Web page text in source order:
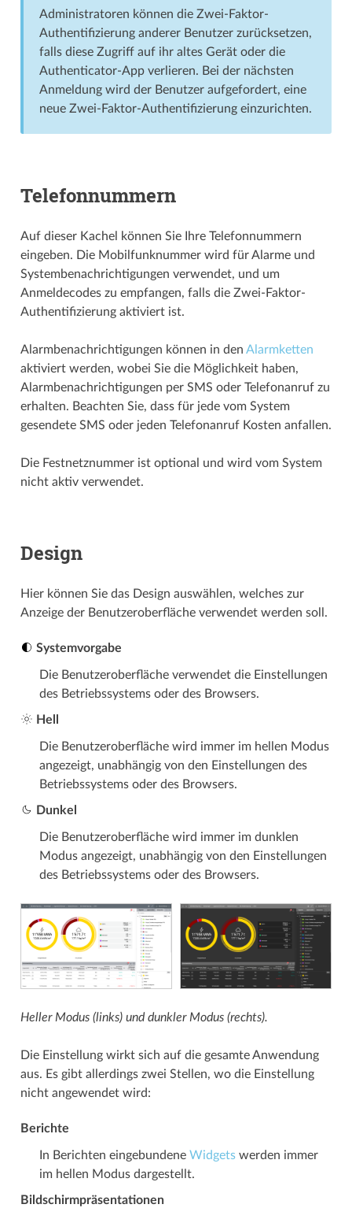
Administratoren können die Zwei-Faktor-
Authentifizierung anderer Benutzer zurücksetzen,
falls diese Zugriff auf ihr altes Gerät oder die
Authenticator-App verlieren. Bei der nächsten
Anmeldung wird der Benutzer aufgefordert, eine
neue Zwei-Faktor-Authentifizierung einzurichten.
Telefonnummern
Auf dieser Kachel können Sie Ihre Telefonnummern
eingeben. Die Mobilfunknummer wird für Alarme und
Systembenachrichtigungen verwendet, und um
Anmeldecodes zu empfangen, falls die Zwei-Faktor-
Authentifizierung aktiviert ist.
Alarmbenachrichtigungen können in den Alarmketten
aktiviert werden, wobei Sie die Möglichkeit haben,
Alarmbenachrichtigungen per SMS oder Telefonanruf zu
erhalten. Beachten Sie, dass für jede vom System
gesendete SMS oder jeden Telefonanruf Kosten anfallen.
Die Festnetznummer ist optional und wird vom System
nicht aktiv verwendet.
Design
Hier können Sie das Design auswählen, welches zur
Anzeige der Benutzeroberfläche verwendet werden soll.
Systemvorgabe
Die Benutzeroberfläche verwendet die Einstellungen
des Betriebssystems oder des Browsers.
Hell
Die Benutzeroberfläche wird immer im hellen Modus
angezeigt, unabhängig von den Einstellungen des
Betriebssystems oder des Browsers.
Dunkel
Die Benutzeroberfläche wird immer im dunklen
Modus angezeigt, unabhängig von den Einstellungen
des Betriebssystems oder des Browsers.
Heller Modus (links) und dunkler Modus (rechts).
Die Einstellung wirkt sich auf die gesamte Anwendung
aus. Es gibt allerdings zwei Stellen, wo die Einstellung
nicht angewendet wird:
Berichte
In Berichten eingebundene Widgetswerden immer
im hellen Modus dargestellt.
Bildschirmpräsentationen